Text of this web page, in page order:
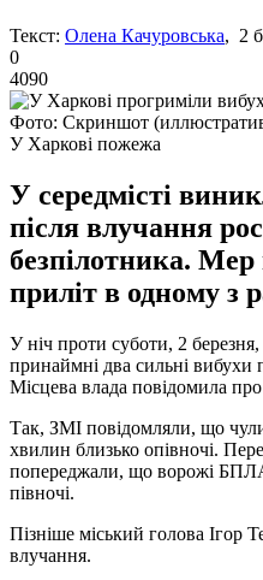
Текст: Олена Качуровська, 2
0
4090
Фото: Скриншот
У Харкові пожежа
У середмісті
після влучання
безпілотника. Мер
приліт в одному з
У ніч проти суботи, 2
принаймні два сильні вибухи
Місцева влада повідомила про
Так, ЗМІ повідомляли, що
хвилин близько опівночі.
попереджали, що ворожі
півночі.
Пізніше міський голова Ігор
влучання.